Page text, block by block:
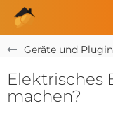
Geräte und
Elektrisches
machen?